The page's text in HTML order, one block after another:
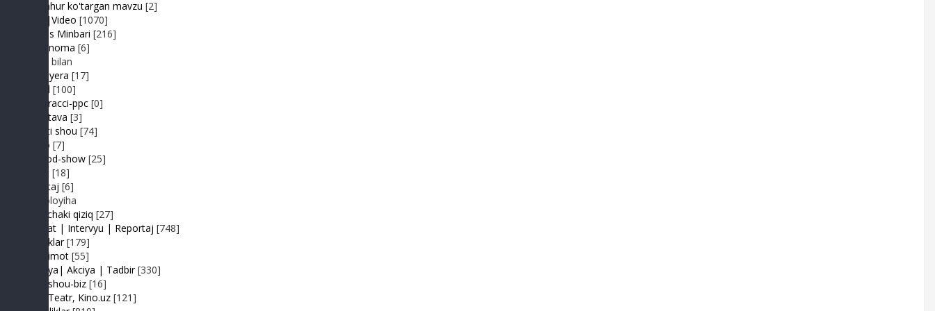
Mashhur ko'targan mavzu [2]
MP3|Video [1070]
Muhlis Minbari [216]
Ovoznoma [6]
Luiza bilan
Premyera [17]
Prikol [100]
Paparacci-ppc [0]
Podstava [3]
Realiti shou [74]
Retro [7]
Sayyod-show [25]
Sport [18]
Shantaj [6]
Videoloyiha
Shunchaki qiziq [27]
Suhbat | Intervyu | Reportaj [748]
Tabriklar [179]
Taqdimot [55]
Hayriya| Akciya | Tadbir [330]
Turk shou-biz [16]
TV | Teatr, Kino.uz [121]